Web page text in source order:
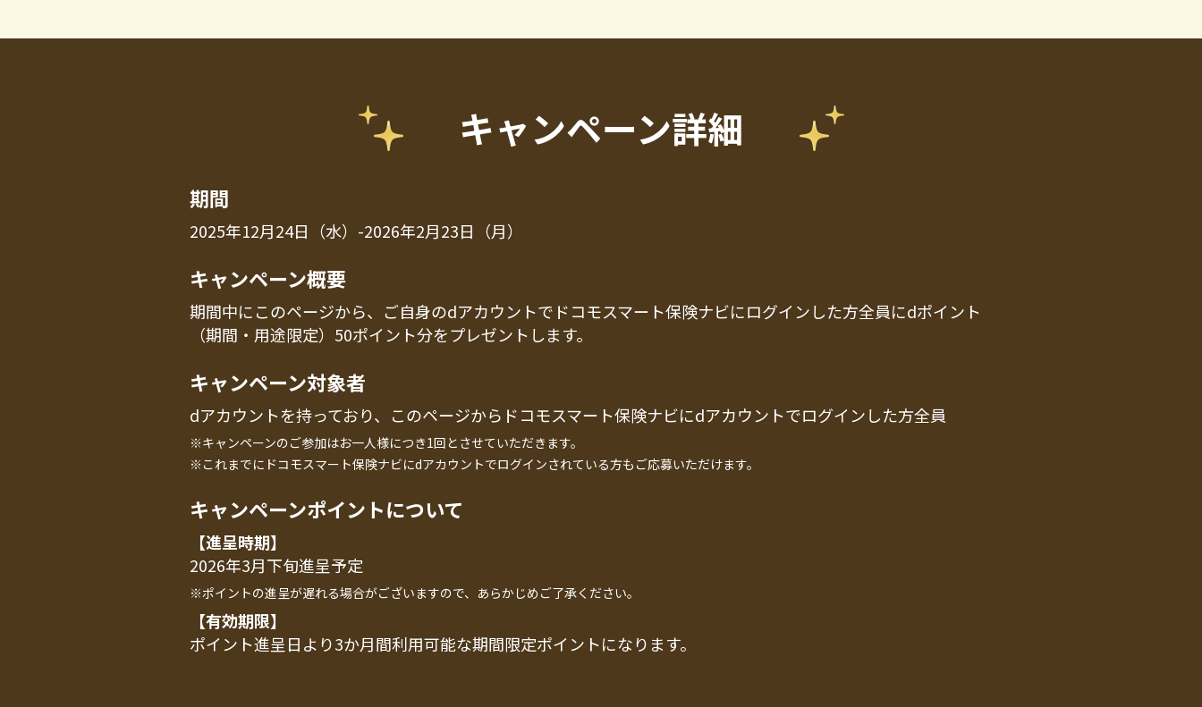
キャンペーン詳細
期間
2025年12月24日（水）-2026年2月23日（月）
キャンペーン概要
期間中にこのページから、ご自身のdアカウントでドコモスマート保険ナビにログインした方全員にdポイント
（期間・用途限定）50ポイント分をプレゼントします。
キャンペーン対象者
dアカウントを持っており、このページからドコモスマート保険ナビにdアカウントでログインした方全員
※キャンペーンのご参加はお一人様につき1回とさせていただきます。
※これまでにドコモスマート保険ナビにdアカウントでログインされている方もご応募いただけます。
キャンペーンポイントについて
【進呈時期】
2026年3月下旬進呈予定
※ポイントの進呈が遅れる場合がございますので、あらかじめご了承ください。
【有効期限】
ポイント進呈日より3か月間利用可能な期間限定ポイントになります。